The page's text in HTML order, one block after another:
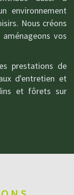
environnement
Nous créons
vos
prestations de
d'entretien et
et fôrets sur